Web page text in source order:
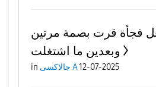
فجأة قرت بصمة مرتين
وبعدين ما اشتغلت
in جالاكسى A12-07-2025